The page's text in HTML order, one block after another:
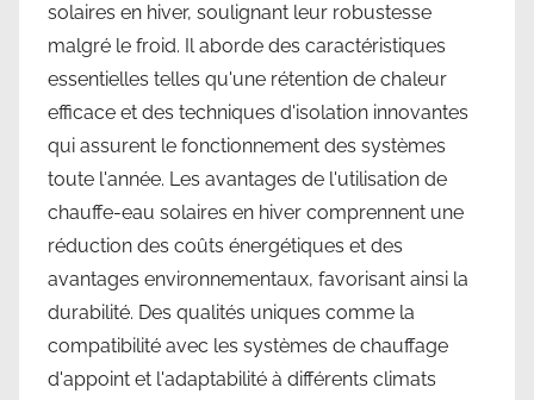
solaires en hiver, soulignant leur robustesse
malgré le froid. Il aborde des caractéristiques
essentielles telles qu'une rétention de chaleur
efficace et des techniques d'isolation innovantes
qui assurent le fonctionnement des systèmes
toute l'année. Les avantages de l'utilisation de
chauffe-eau solaires en hiver comprennent une
réduction des coûts énergétiques et des
avantages environnementaux, favorisant ainsi la
durabilité. Des qualités uniques comme la
compatibilité avec les systèmes de chauffage
d'appoint et l'adaptabilité à différents climats